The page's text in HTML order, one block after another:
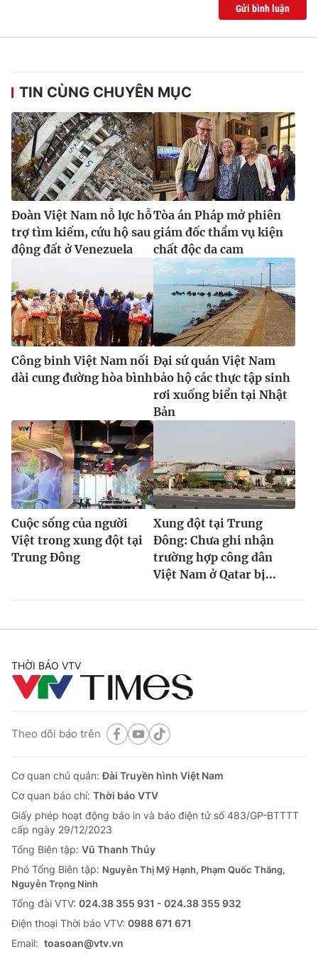
® Cấm sao chép dưới mọi hình thức nếu không có sự chấp
thuận bằng văn bản. Ghi rõ nguồn VTV.vn khi phát hành lại
Gửi bình luận
TIN CÙNG CHUYÊN MỤC
Đoàn Việt Nam nỗ lực hỗ
trợ tìm kiếm, cứu hộ sau
động đất ở Venezuela
Tòa án Pháp mở phiên
giám đốc thẩm vụ kiện
chất độc da cam
Công binh Việt Nam nối
dài cung đường hòa bình
Đại sứ quán Việt Nam
bảo hộ các thực tập sinh
rơi xuống biển tại Nhật
Bản
Cuộc sống của người
Việt trong xung đột tại
Trung Đông
Xung đột tại Trung
Đông: Chưa ghi nhận
trường hợp công dân
Việt Nam ở Qatar bị...
THỜI BÁO VTV
Theo dõi báo trên
Cơ quan chủ quản:Đài Truyền hình Việt Nam
Cơ quan báo chí: Thời báo VTV
Giấy phép hoạt động báo in và báo điện tử số 483/GP-BTTTT
cấp ngày 29/12/2023
Tổng Biên tập: Vũ Thanh Thủy
Phó Tổng Biên tập: Nguyễn Thị Mỹ Hạnh, Phạm Quốc Thắng,
Nguyễn Trọng Ninh
Tổng đài VTV: 024.38 355 931 - 024.38 355 932
Ðiện thoại Thời báo VTV: 0988 671 671
Email: toasoan@vtv.vn